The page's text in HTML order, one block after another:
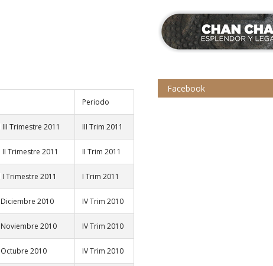
Periodo
Trimestre 2011 III Trim 2011
Trimestre 2011 II Trim 2011
Trimestre 2011 I Trim 2011
2010 IV Trim 2010
2010 IV Trim 2010
2010 IV Trim 2010
Facebook